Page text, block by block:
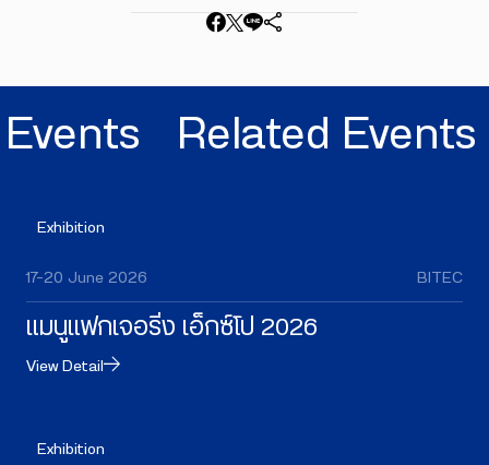
Related Events
Exhibition
17–20 June 2026 BITEC
แมนูแฟกเจอริ่ง เอ็กซ์โป 2026
View Detail
Exhibition